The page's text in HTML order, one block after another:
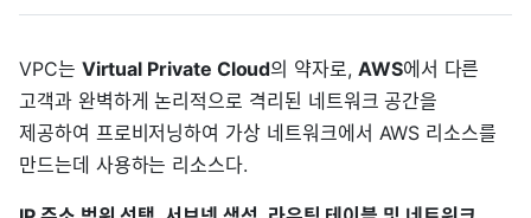
VPC는 Virtual Private Cloud의 약자로, AWS에서 다른
고객과 완벽하게 논리적으로 격리된 네트워크 공간을
제공하여 프로비저닝하여 가상 네트워크에서 AWS 리소스를
만드는데 사용하는 리소스다.